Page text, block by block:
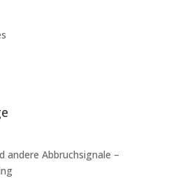
andere Abbruchsignale –